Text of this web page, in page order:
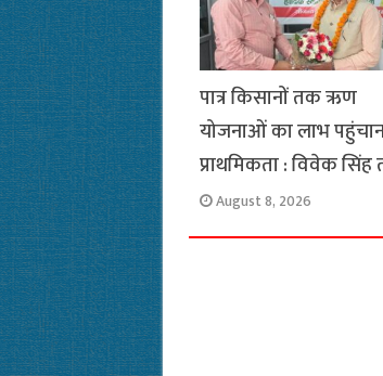
पात्र किसानों तक ऋण
योजनाओं का लाभ
प्राथमिकता : विवेक सिंह
August 8, 2026